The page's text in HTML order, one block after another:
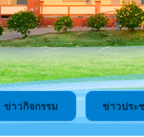
ข่าวกิจกรรม ข่าวประ